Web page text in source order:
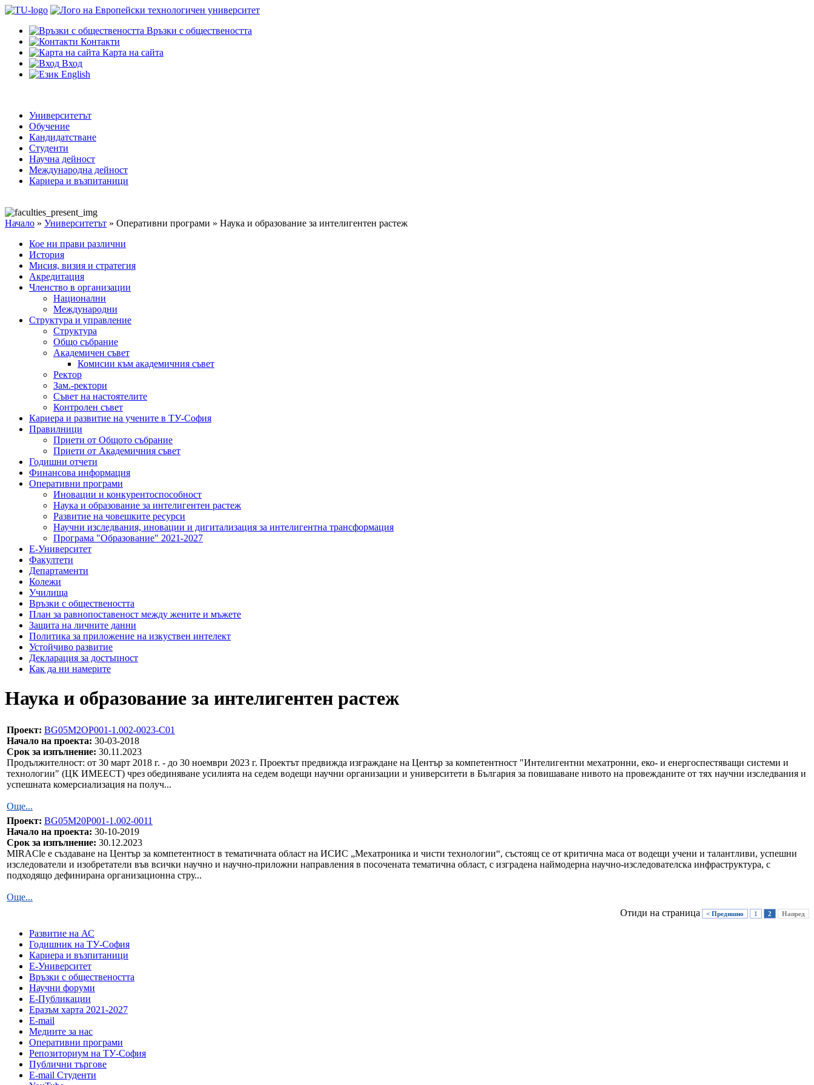
Връзки с обществеността
Контакти
Карта на сайта
Вход
English
Университетът
Обучение
Кандидатстване
Студенти
Научна дейност
Международна дейност
Кариера и възпитаници
Начало » Университетът » Оперативни програми » Наука и образование за интелигентен растеж
Кое ни прави различни
История
Мисия, визия и стратегия
Акредитация
Членство в организации
Национални
Международни
Структура и управление
Структура
Общо събрание
Академичен съвет
Комисии към академичния съвет
Ректор
Зам.-ректори
Съвет на настоятелите
Контролен съвет
Кариера и развитие на учените в ТУ-София
Правилници
Приети от Общото събрание
Приети от Академичния съвет
Годишни отчети
Финансова информация
Оперативни програми
Иновации и конкурентоспособност
Наука и образование за интелигентен растеж
Развитие на човешките ресурси
Научни изследвания, иновации и дигитализация за интелигентна трансформация
Програма "Образование" 2021-2027
Е-Университет
Факултети
Департаменти
Колежи
Училища
Връзки с обществеността
План за равнопоставеност между жените и мъжете
Защита на личните данни
Политика за приложение на изкуствен интелект
Устойчиво развитие
Декларация за достъпност
Как да ни намерите
Наука и образование за интелигентен растеж
Проект: BG05M2OP001-1.002-0023-С01
Начало на проекта: 30-03-2018
Срок за изпълнение: 30.11.2023
Продължителност: от 30 март 2018 г. - до 30 ноември 2023 г. Проектът предвижда изграждане на Център за компетентност "Интелигентни мехатронни, eко- и енергоспестяващи системи и
технологии" (ЦК ИМЕЕСТ) чрез обединяване усилията на седем водещи научни организации и университети в България за повишаване нивото на провежданите от тях научни изследвания и
успешната комерсиализация на получ...
Още...
Проект: BG05M20P001-1.002-0011
Начало на проекта: 30-10-2019
Срок за изпълнение: 30.12.2023
MIRACle е създаване на Център за компетентност в тематичната област на ИСИС „Мехатроника и чисти технологии“, състоящ се от критична маса от водещи учени и талантливи, успешни
изследователи и изобретатели във всички научно и научно-приложни направления в посочената тематична област, с изградена наймодерна научно-изследователска инфраструктура, с
подходящо дефинирана организационна стру...
Още...
Отиди на страница
< Предишно 1 2 Напред
Развитие на АС
Годишник на ТУ-София
Кариера и възпитаници
Е-Университет
Връзки с обществеността
Научни форуми
Е-Публикации
Еразъм харта 2021-2027
E-mail
Медиите за нас
Оперативни програми
Репозиториум на ТУ-София
Публични търгове
Е-mail Студенти